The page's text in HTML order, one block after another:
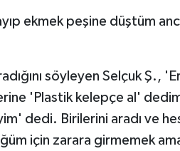
ekmek peşine düştüm
söyleyen Selçuk Ş.,
'Plastik kelepçe al'
dedi. Birilerini aradı ve
için zarara girmemek